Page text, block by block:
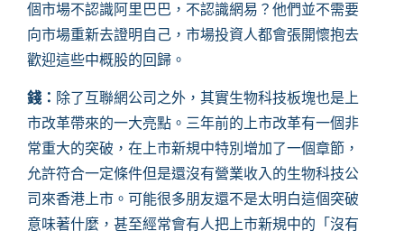
個市場不認識阿里巴巴，不認識網易？他們並不需要
向市場重新去證明自己，市場投資人都會張開懷抱去
歡迎這些中概股的回歸。
錢： 除了互聯網公司之外，其實生物科技板塊也是上
市改革帶來的一大亮點。三年前的上市改革有一個非
常重大的突破，在上市新規中特別增加了一個章節，
允許符合一定條件但是還沒有營業收入的生物科技公
司來香港上市。可能很多朋友還不是太明白這個突破
意味著什麼，甚至經常會有人把上市新規中的「沒有